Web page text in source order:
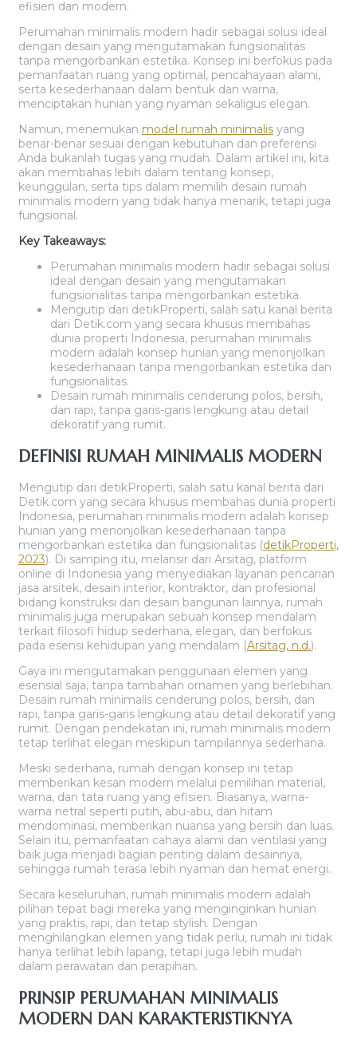
efisien dan modern.
Perumahan minimalis modern hadir sebagai solusi ideal
dengan desain yang mengutamakan fungsionalitas
tanpa mengorbankan estetika. Konsep ini berfokus pada
pemanfaatan ruang yang optimal, pencahayaan alami,
serta kesederhanaan dalam bentuk dan warna,
menciptakan hunian yang nyaman sekaligus elegan.
Namun, menemukan model rumah minimalis yang
benar-benar sesuai dengan kebutuhan dan preferensi
Anda bukanlah tugas yang mudah. Dalam artikel ini, kita
akan membahas lebih dalam tentang konsep,
keunggulan, serta tips dalam memilih desain rumah
minimalis modern yang tidak hanya menarik, tetapi juga
fungsional.
Key Takeaways:
Perumahan minimalis modern hadir sebagai solusi
ideal dengan desain yang mengutamakan
fungsionalitas tanpa mengorbankan estetika.
Mengutip dari detikProperti, salah satu kanal berita
dari Detik.com yang secara khusus membahas
dunia properti Indonesia, perumahan minimalis
modern adalah konsep hunian yang menonjolkan
kesederhanaan tanpa mengorbankan estetika dan
fungsionalitas.
Desain rumah minimalis cenderung polos, bersih,
dan rapi, tanpa garis-garis lengkung atau detail
dekoratif yang rumit.
DEFINISI RUMAH MINIMALIS MODERN
Mengutip dari detikProperti, salah satu kanal berita dari
Detik.com yang secara khusus membahas dunia properti
Indonesia, perumahan minimalis modern adalah konsep
hunian yang menonjolkan kesederhanaan tanpa
mengorbankan estetika dan fungsionalitas (detikProperti,
2023). Di samping itu, melansir dari Arsitag, platform
online di Indonesia yang menyediakan layanan pencarian
jasa arsitek, desain interior, kontraktor, dan profesional
bidang konstruksi dan desain bangunan lainnya, rumah
minimalis juga merupakan sebuah konsep mendalam
terkait filosofi hidup sederhana, elegan, dan berfokus
pada esensi kehidupan yang mendalam (Arsitag, n.d.).
Gaya ini mengutamakan penggunaan elemen yang
esensial saja, tanpa tambahan ornamen yang berlebihan.
Desain rumah minimalis cenderung polos, bersih, dan
rapi, tanpa garis-garis lengkung atau detail dekoratif yang
rumit. Dengan pendekatan ini, rumah minimalis modern
tetap terlihat elegan meskipun tampilannya sederhana.
Meski sederhana, rumah dengan konsep ini tetap
memberikan kesan modern melalui pemilihan material,
warna, dan tata ruang yang efisien. Biasanya, warna-
warna netral seperti putih, abu-abu, dan hitam
mendominasi, memberikan nuansa yang bersih dan luas.
Selain itu, pemanfaatan cahaya alami dan ventilasi yang
baik juga menjadi bagian penting dalam desainnya,
sehingga rumah terasa lebih nyaman dan hemat energi.
Secara keseluruhan, rumah minimalis modern adalah
pilihan tepat bagi mereka yang menginginkan hunian
yang praktis, rapi, dan tetap stylish. Dengan
menghilangkan elemen yang tidak perlu, rumah ini tidak
hanya terlihat lebih lapang, tetapi juga lebih mudah
dalam perawatan dan perapihan.
PRINSIP PERUMAHAN MINIMALIS
MODERN DAN KARAKTERISTIKNYA